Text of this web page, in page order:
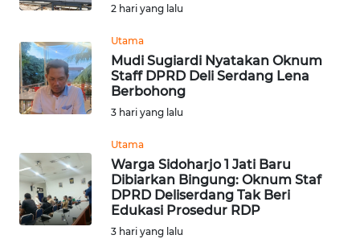
2 hari yang lalu
Utama
Mudi Sugiardi Nyatakan Oknum
Staff DPRD Deli Serdang Lena
Berbohong
3 hari yang lalu
Utama
Warga Sidoharjo 1 Jati Baru
Dibiarkan Bingung: Oknum Staf
DPRD Deliserdang Tak Beri
Edukasi Prosedur RDP
3 hari yang lalu
JAMBI
WN
SULTRA
NTB
WN
SULTENG